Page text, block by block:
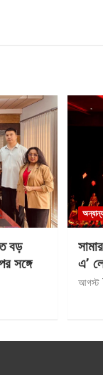
বড়
সঙ্গে
অন্যান্য
এ’
আগস্ট